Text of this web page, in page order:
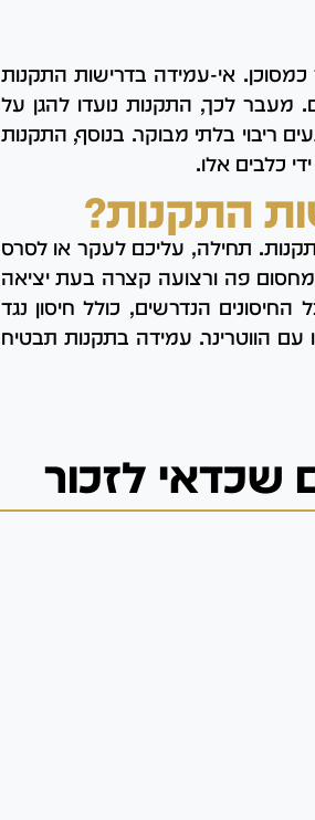
אי-עמידה בדרישות התקנות
מעבר לכך, התקנות נועדו להגן על
ריבוי בלתי מבוקר. בנוסף, התקנות
כלבים אלו.
התקנות?
תחילה, עליכם לעקר או לסרס
פה ורצועה קצרה בעת יציאה
הנדרשים, כולל חיסון נגד
הווטרינר. עמידה בתקנות תבטיח
שכדאי לזכור